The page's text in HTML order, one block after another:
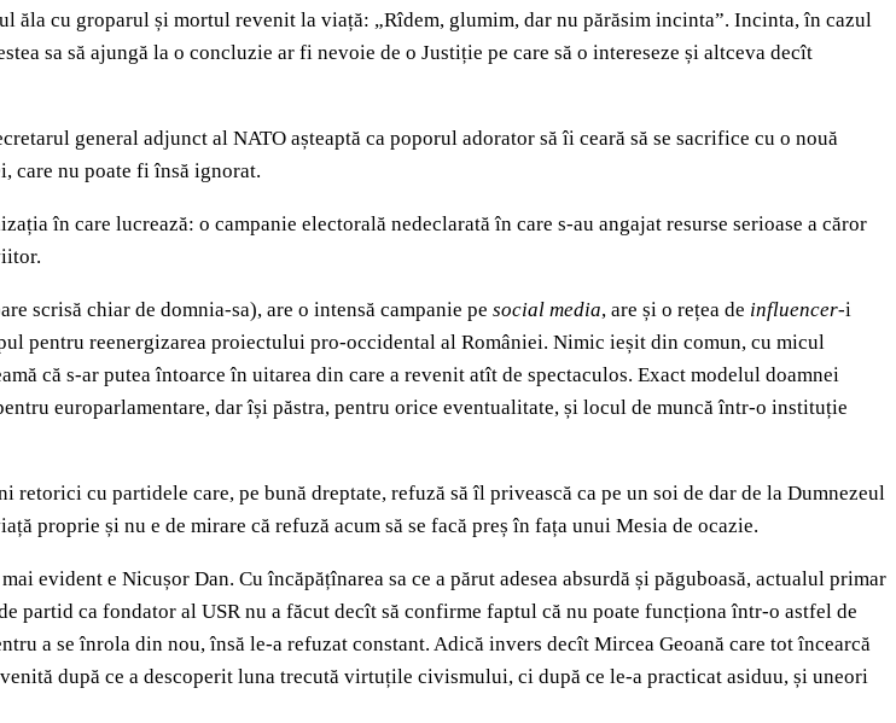
ăla cu groparul și mortul revenit la viață: „Rîdem, glumim, dar nu părăsim incinta”. Incinta, în cazul
sa să ajungă la o concluzie ar fi nevoie de o Justiție pe care să o intereseze și altceva decît
general adjunct al NATO așteaptă ca poporul adorator să îi ceară să se sacrifice cu o nouă
care nu poate fi însă ignorat.
în care lucrează: o campanie electorală nedeclarată în care s-au angajat resurse serioase a căror
scrisă chiar de domnia-sa), are o intensă campanie pe social media, are și o rețea de influencer-i
pentru reenergizarea proiectului pro-occidental al României. Nimic ieșit din comun, cu micul
că s-ar putea întoarce în uitarea din care a revenit atît de spectaculos. Exact modelul doamnei
europarlamentare, dar își păstra, pentru orice eventualitate, și locul de muncă într-o instituție
cu partidele care, pe bună dreptate, refuză să îl privească ca pe un soi de dar de la Dumnezeul
proprie și nu e de mirare că refuză acum să se facă preș în fața unui Mesia de ocazie.
evident e Nicușor Dan. Cu încăpățînarea sa ce a părut adesea absurdă și păguboasă, actualul primar
partid ca fondator al USR nu a făcut decît să confirme faptul că nu poate funcționa într-o astfel de
a se înrola din nou, însă le-a refuzat constant. Adică invers decît Mircea Geoană care tot încearcă
după ce a descoperit luna trecută virtuțile civismului, ci după ce le-a practicat asiduu, și uneori